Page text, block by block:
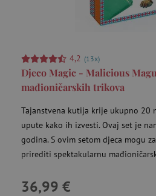
4,2 (13x)
Djeco Magic - Malicious
mađioničarskih trikova
Tajanstvena kutija krije ukupno 20
upute kako ih izvesti. Ovaj set je
godina. S ovim setom djeca mogu
prirediti spektakularnu
36,99 €